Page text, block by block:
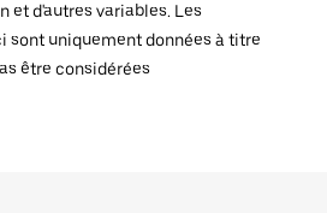
et d'autres variables. Les
sont uniquement données à titre
être considérées